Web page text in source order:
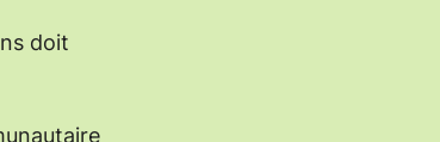
doit